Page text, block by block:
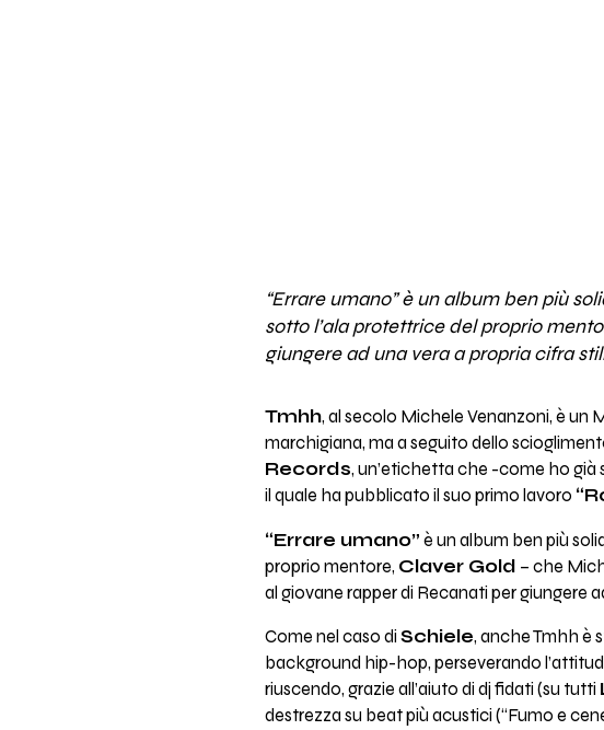
“Errare umano” è un album ben più
sotto l’ala protettrice del proprio
giungere ad una vera a propria cifra
Tmhh, al secolo Michele Venanzoni, è un
marchigiana, ma a seguito dello
Records, un’etichetta che -come ho già
il quale ha pubblicato il suo primo lavoro
“Errare umano” è un album ben più
proprio mentore, Claver Gold – che
al giovane rapper di Recanati per giungere
Come nel caso di Schiele, anche Tmhh è
background hip-hop, perseverando
riuscendo, grazie all’aiuto di dj fidati (su tutti
destrezza su beat più acustici (“Fumo e